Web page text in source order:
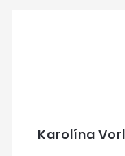
Karolína